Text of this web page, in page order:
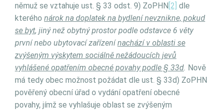
němuž se vztahuje ust. § 33 odst. 9) ZoPHN [2] dle
kterého nárok na doplatek na bydlení nevznikne, pokud
se byt, jiný než obytný prostor podle odstavce 6 věty
první nebo ubytovací zařízenínachází v oblasti se
zvýšeným výskytem sociálně nežádoucích jevů
vyhlášené opatřením obecné povahy podle § 33d. Nově
má tedy obec možnost požádat dle ust. § 33d) ZoPHN
pověřený obecní úřad o vydání opatření obecné
povahy, jímž se vyhlašuje oblast se zvýšeným